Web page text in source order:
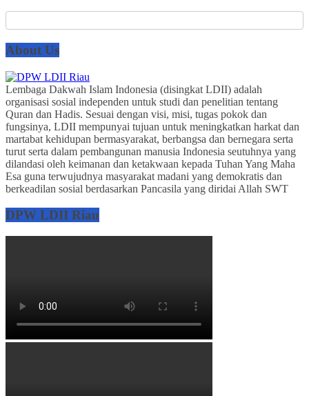
About Us
Lembaga Dakwah Islam Indonesia (disingkat LDII) adalah
organisasi sosial independen untuk studi dan penelitian tentang
Quran dan Hadis. Sesuai dengan visi, misi, tugas pokok dan
fungsinya, LDII mempunyai tujuan untuk meningkatkan harkat dan
martabat kehidupan bermasyarakat, berbangsa dan bernegara serta
turut serta dalam pembangunan manusia Indonesia seutuhnya yang
dilandasi oleh keimanan dan ketakwaan kepada Tuhan Yang Maha
Esa guna terwujudnya masyarakat madani yang demokratis dan
berkeadilan sosial berdasarkan Pancasila yang diridai Allah SWT
DPW LDII Riau